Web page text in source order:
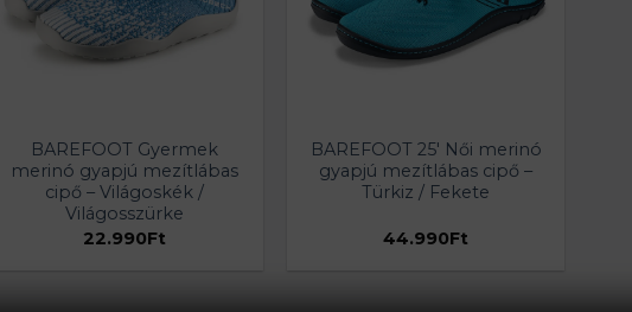
BAREFOOT Gyermek
merinó gyapjú mezítlábas
cipő – Világoskék /
Világosszürke
22.990Ft
BAREFOOT 25′ Női merinó
gyapjú mezítlábas cipő –
Türkiz / Fekete
44.990Ft